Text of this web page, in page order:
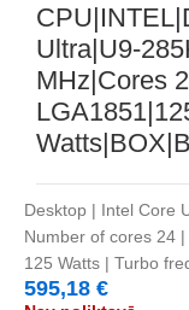
Ultra|U9-
MHz|Cores
Desktop | Intel Core
Number of cores 24
125 Watts | Turbo
595,18 €